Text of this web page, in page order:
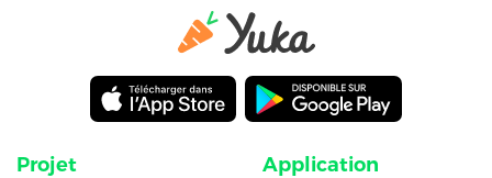
Projet Application